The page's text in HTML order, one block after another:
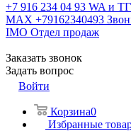
+7 916 234 04 93 WA и
MAX +79162340493
IMO Отдел продаж
Заказать звонок
Задать вопрос
Войти
Корзина0
Избранные